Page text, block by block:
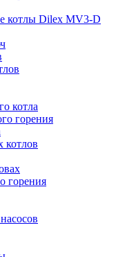
котлы Dilex MV3-D
котла
горения
котлов
горения